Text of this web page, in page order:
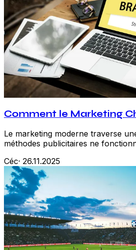
Comment le Marketing
Le marketing moderne traverse
méthodes publicitaires ne
Céc· 26.11.2025